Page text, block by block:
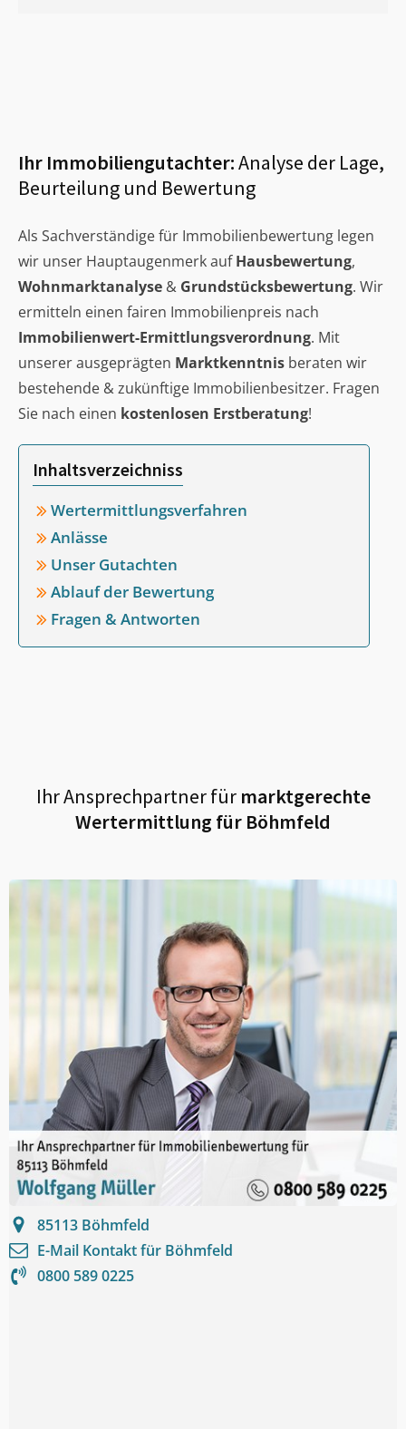
Ihr Immobiliengutachter:Analyse der Lage,
Beurteilung und Bewertung
Als Sachverständige für Immobilienbewertung legen
wir unser Hauptaugenmerk aufHausbewertung,
Wohnmarktanalyse & Grundstücksbewertung. Wir
ermitteln einen fairen Immobilienpreis nach
Immobilienwert-Ermittlungsverordnung. Mit
unserer ausgeprägten Marktkenntnis beraten wir
bestehende & zukünftige Immobilienbesitzer. Fragen
Sie nach einen kostenlosen Erstberatung!
Inhaltsverzeichniss
Wertermittlungsverfahren
Anlässe
Unser Gutachten
Ablauf der Bewertung
Fragen & Antworten
Ihr Ansprechpartner fürmarktgerechte
Wertermittlung für Böhmfeld
85113 Böhmfeld
E-Mail Kontakt für Böhmfeld
0800 589 0225